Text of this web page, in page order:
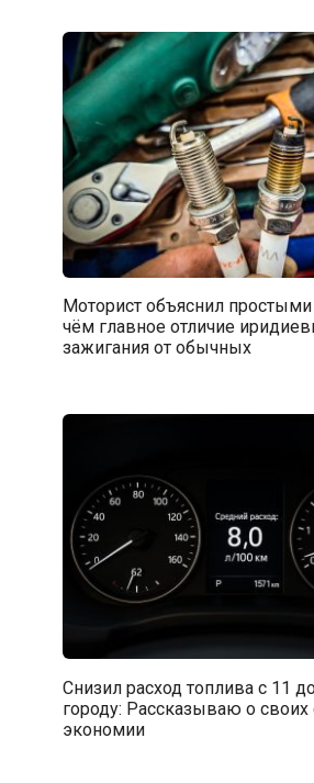
Моторист объяснил
чём главное отличие
зажигания от обычных
Снизил расход топлива с 11
городу: Рассказываю о своих
экономии